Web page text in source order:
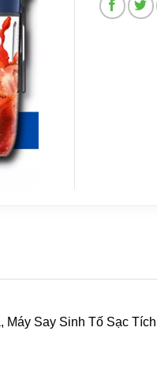
Máy Say Sinh Tố Sạc